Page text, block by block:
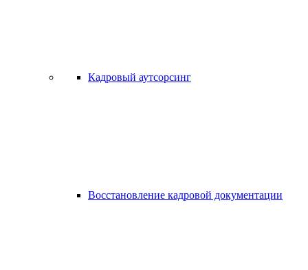
Кадровый аутсорсинг
Восстановление кадровой документации